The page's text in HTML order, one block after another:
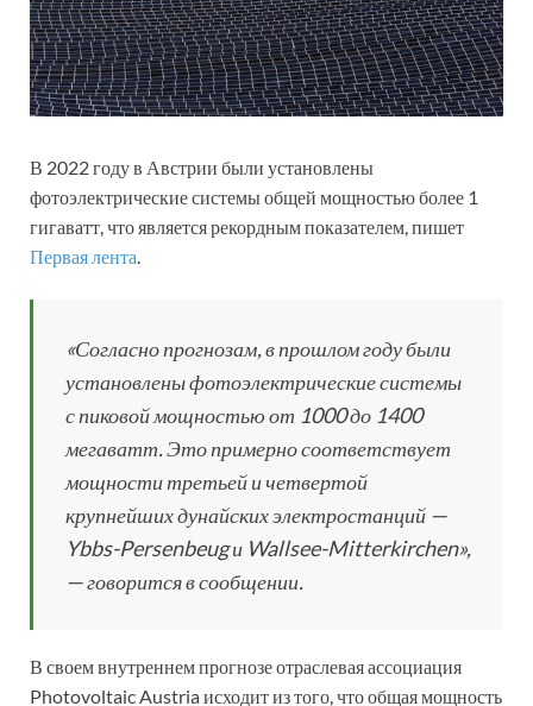
В 2022 году в Австрии были установлены
фотоэлектрические системы общей мощностью более 1
гигаватт, что является рекордным показателем, пишет
Первая лента.
«Согласно прогнозам, в прошлом году были
установлены фотоэлектрические системы
с пиковой мощностью от 1000 до 1400
мегаватт. Это примерно соответствует
мощности третьей и четвертой
крупнейших дунайских электростанций —
Ybbs-Persenbeug и Wallsee-Mitterkirchen»,
— говорится в сообщении.
В своем внутреннем прогнозе отраслевая ассоциация
Photovoltaic Austria исходит из того, что общая мощность